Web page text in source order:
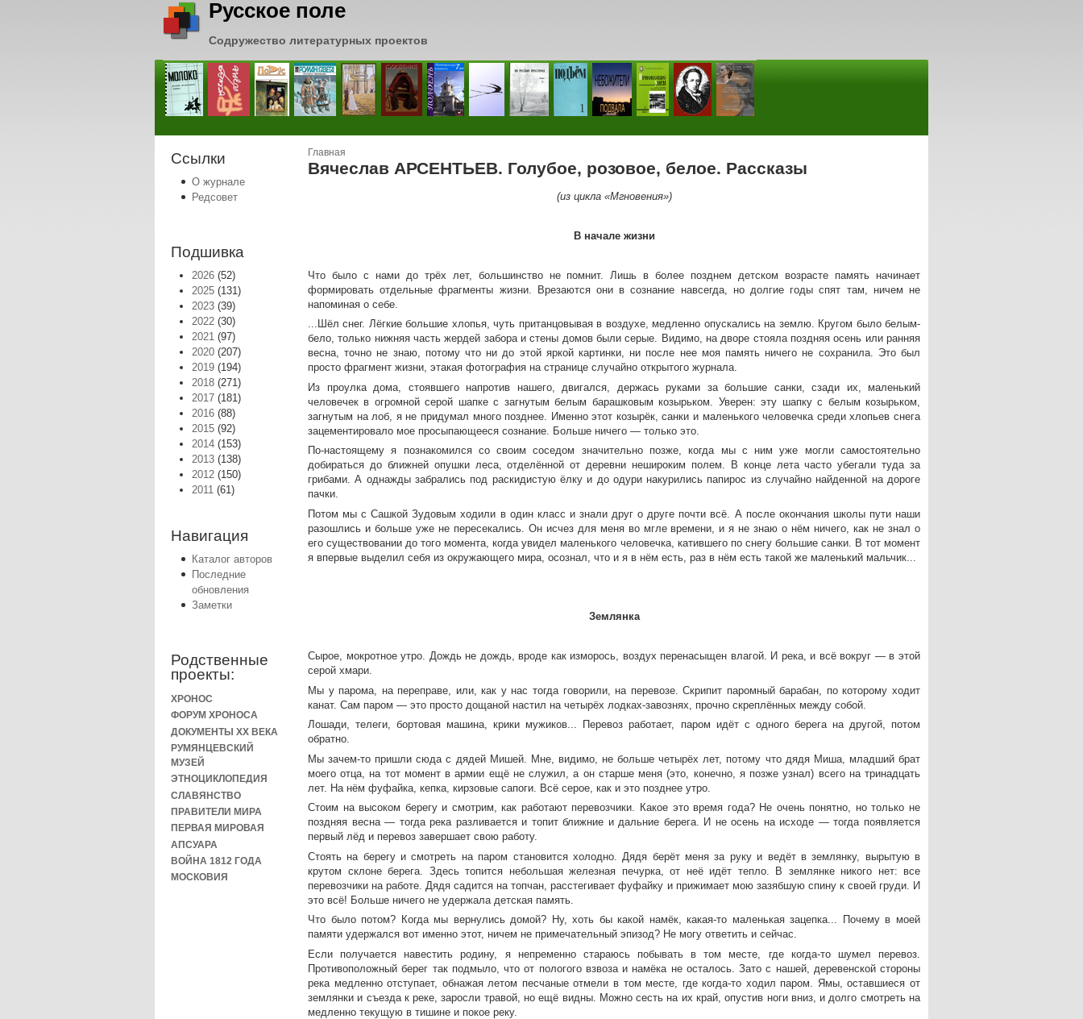
Русское поле
Содружество литературных проектов
Ссылки
О журнале
Редсовет
Подшивка
2026 (52)
2025 (131)
2023 (39)
2022 (30)
2021 (97)
2020 (207)
2019 (194)
2018 (271)
2017 (181)
2016 (88)
2015 (92)
2014 (153)
2013 (138)
2012 (150)
2011 (61)
Навигация
Каталог авторов
Последние
обновления
Заметки
Родственные
проекты:
ХРОНОС
ФОРУМ ХРОНОСА
ДОКУМЕНТЫ XX ВЕКА
РУМЯНЦЕВСКИЙ
МУЗЕЙ
ЭТНОЦИКЛОПЕДИЯ
СЛАВЯНСТВО
ПРАВИТЕЛИ МИРА
ПЕРВАЯ МИРОВАЯ
АПСУАРА
ВОЙНА 1812 ГОДА
МОСКОВИЯ
Вы здесь
Главная
Вячеслав АРСЕНТЬЕВ. Голубое, розовое, белое. Рассказы
(из цикла «Мгновения»)
В начале жизни
Что было с нами до трёх лет, большинство не помнит. Лишь в более позднем детском возрасте память начинает
формировать отдельные фрагменты жизни. Врезаются они в сознание навсегда, но долгие годы спят там, ничем не
напоминая о себе.
...Шёл снег. Лёгкие большие хлопья, чуть пританцовывая в воздухе, медленно опускались на землю. Кругом было белым-
бело, только нижняя часть жердей забора и стены домов были серые. Видимо, на дворе стояла поздняя осень или ранняя
весна, точно не знаю, потому что ни до этой яркой картинки, ни после нее моя память ничего не сохранила. Это был
просто фрагмент жизни, этакая фотография на странице случайно открытого журнала.
Из проулка дома, стоявшего напротив нашего, двигался, держась руками за большие санки, сзади их, маленький
человечек в огромной серой шапке с загнутым белым барашковым козырьком. Уверен: эту шапку с белым козырьком,
загнутым на лоб, я не придумал много позднее. Именно этот козырёк, санки и маленького человечка среди хлопьев снега
зацементировало мое просыпающееся сознание. Больше ничего — только это.
По-настоящему я познакомился со своим соседом значительно позже, когда мы с ним уже могли самостоятельно
добираться до ближней опушки леса, отделённой от деревни нешироким полем. В конце лета часто убегали туда за
грибами. А однажды забрались под раскидистую ёлку и до одури накурились папирос из случайно найденной на дороге
пачки.
Потом мы с Сашкой Зудовым ходили в один класс и знали друг о друге почти всё. А после окончания школы пути наши
разошлись и больше уже не пересекались. Он исчез для меня во мгле времени, и я не знаю о нём ничего, как не знал о
его существовании до того момента, когда увидел маленького человечка, катившего по снегу большие санки. В тот момент
я впервые выделил себя из окружающего мира, осознал, что и я в нём есть, раз в нём есть такой же маленький мальчик...
Землянка
Сырое, мокротное утро. Дождь не дождь, вроде как изморось, воздух перенасыщен влагой. И река, и всё вокруг — в этой
серой хмари.
Мы у парома, на переправе, или, как у нас тогда говорили, на перевозе. Скрипит паромный барабан, по которому ходит
канат. Сам паром — это просто дощаной настил на четырёх лодках-завознях, прочно скреплённых между собой.
Лошади, телеги, бортовая машина, крики мужиков... Перевоз работает, паром идёт с одного берега на другой, потом
обратно.
Мы зачем-то пришли сюда с дядей Мишей. Мне, видимо, не больше четырёх лет, потому что дядя Миша, младший брат
моего отца, на тот момент в армии ещё не служил, а он старше меня (это, конечно, я позже узнал) всего на тринадцать
лет. На нём фуфайка, кепка, кирзовые сапоги. Всё серое, как и это позднее утро.
Стоим на высоком берегу и смотрим, как работают перевозчики. Какое это время года? Не очень понятно, но только не
поздняя весна — тогда река разливается и топит ближние и дальние берега. И не осень на исходе — тогда появляется
первый лёд и перевоз завершает свою работу.
Стоять на берегу и смотреть на паром становится холодно. Дядя берёт меня за руку и ведёт в землянку, вырытую в
крутом склоне берега. Здесь топится небольшая железная печурка, от неё идёт тепло. В землянке никого нет: все
перевозчики на работе. Дядя садится на топчан, расстегивает фуфайку и прижимает мою зазябшую спину к своей груди. И
это всё! Больше ничего не удержала детская память.
Что было потом? Когда мы вернулись домой? Ну, хоть бы какой намёк, какая-то маленькая зацепка... Почему в моей
памяти удержался вот именно этот, ничем не примечательный эпизод? Не могу ответить и сейчас.
Если получается навестить родину, я непременно стараюсь побывать в том месте, где когда-то шумел перевоз.
Противоположный берег так подмыло, что от пологого взвоза и намёка не осталось. Зато с нашей, деревенской стороны
река медленно отступает, обнажая летом песчаные отмели в том месте, где когда-то ходил паром. Ямы, оставшиеся от
землянки и съезда к реке, заросли травой, но ещё видны. Можно сесть на их край, опустив ноги вниз, и долго смотреть на
медленно текущую в тишине и покое реку.